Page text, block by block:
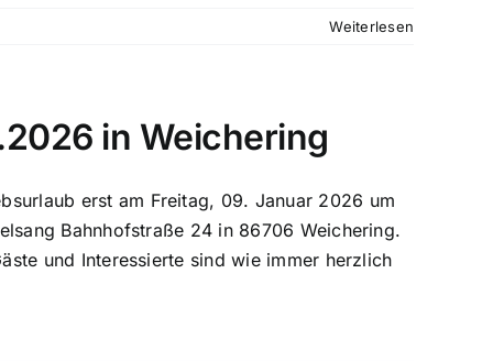
Weiterlesen
in Weichering
erst am Freitag, 09. Januar 2026 um
Bahnhofstraße 24 in 86706 Weichering.
und Interessierte sind wie immer herzlich